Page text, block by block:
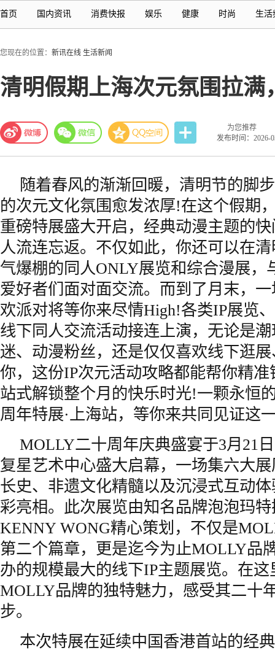
首页 国内资讯 消费快报 娱乐 健康 时尚 生活
您现在的位置： 新讯在线 生活新闻
清明假期上海次元氛围拉
为您推荐
发布时间：2026-
随着春风的渐渐回暖，清明节的脚
的次元文化氛围愈发浓厚!在这个假期
重磅特展盛大开启，经典动漫主题的
人流连忘返。不仅如此，你还可以在
气爆棚的同人ONLY展览和综合漫展，
爱好者们面对面交流。而到了月末，
欢派对将等你来尽情High!各类IP展览
线下同人交流活动接连上演，无论是
迷、动漫粉丝，还是仅仅喜欢线下逛
你，这份IP次元活动攻略都能帮你精
站式解锁整个月的快乐时光!一颗永
周年特展·上海站，等你来共同见证这
MOLLY二十周年庆典盛宴于3月21
复星艺术中心盛大启幕，一场集六大
长史、非遗文化精髓以及沉浸式互动
彩亮相。此次展览由知名品牌泡泡玛
KENNY WONG精心策划，不仅是
第二个篇章，更是迄今为止MOLLY品
办的规模最大的线下IP主题展览。在
MOLLY品牌的独特魅力，感受其二十
步。
本次特展在延续中国香港首站的经